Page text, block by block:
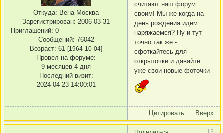
Откуда: Вена-Москва
Зарегистрирован: 2006-03-31
Приглашений: 0
Сообщений: 76042
Возраст: 61 [1964-10-04]
Провел на форуме:
9 месяцев 4 дня
Последний визит:
2024-04-23 14:00:01
считают наш форум
своим! Мы же когда на
день рождения идем
наряжаемся? Ну и тут
точно так же -
сфоткайтесь для
открыточки и давайте
уже свои новые фоточки
Цитировать Вверх
Поделиться 13